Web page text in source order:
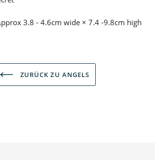
3.8 - 4.6cm wide × 7.4 -9.8cm high
ZURÜCK ZU ANGELS